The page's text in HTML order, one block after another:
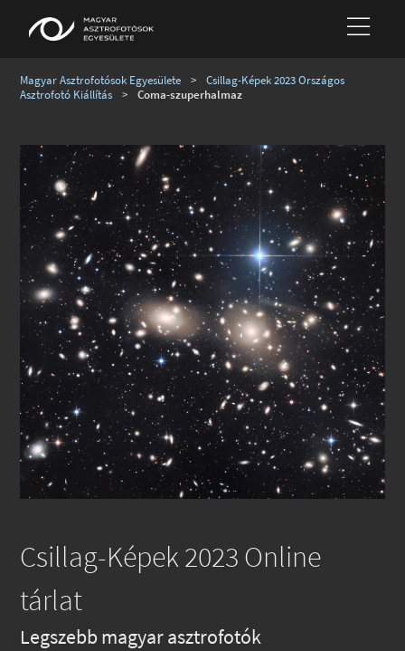
Magyar Asztrofotósok Egyesülete >
Csillag-Képek 2023 Országos
Asztrofotó Kiállítás
> Coma-szuperhalmaz
Csillag-Képek 2023 Online
tárlat
Legszebb magyar asztrofotók